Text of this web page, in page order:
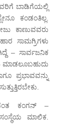
ಬಾಡಿಗೆಯಲ್ಲಿ
ಕಂಡಂತಿಲ್ಲ.
ಕಾಣುವವರು
ಸಾಮಗ್ರಿಗಳು
– ಸಾರ್ವಜನಿಕ
ಮಾಡಲೂಬಹುದು
ಪ್ರಭಾವವನ್ನು
ಕಂಗನ್ –
ಮಾಲಿಕ.